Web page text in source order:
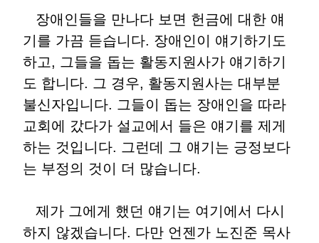
장애인들을 만나다 보면 헌금에 대한 얘
기를 가끔 듣습니다. 장애인이 얘기하기도
하고, 그들을 돕는 활동지원사가 얘기하기
도 합니다. 그 경우, 활동지원사는 대부분
불신자입니다. 그들이 돕는 장애인을 따라
교회에 갔다가 설교에서 들은 얘기를 제게
하는 것입니다. 그런데 그 얘기는 긍정보다
는 부정의 것이 더 많습니다.
제가 그에게 했던 얘기는 여기에서 다시
하지 않겠습니다. 다만 언젠가 노진준 목사